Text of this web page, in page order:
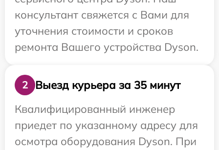
консультант свяжется с Вами для
уточнения стоимости и сроков
ремонта Вашего устройства Dyson.
2
Выезд курьера за 35 минут
Квалифицированный инженер
приедет по указанному адресу для
осмотра оборудования Dyson. При